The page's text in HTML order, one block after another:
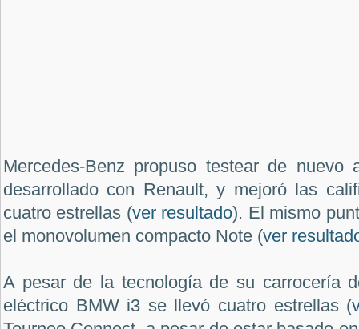
Mercedes-Benz propuso testear de nuevo
desarrollado con Renault, y mejoró las
cuatro estrellas (ver resultado). El mismo
el monovolumen compacto Note (ver
A pesar de la tecnología de su carrocería
eléctrico BMW i3 se llevó cuatro estrellas (